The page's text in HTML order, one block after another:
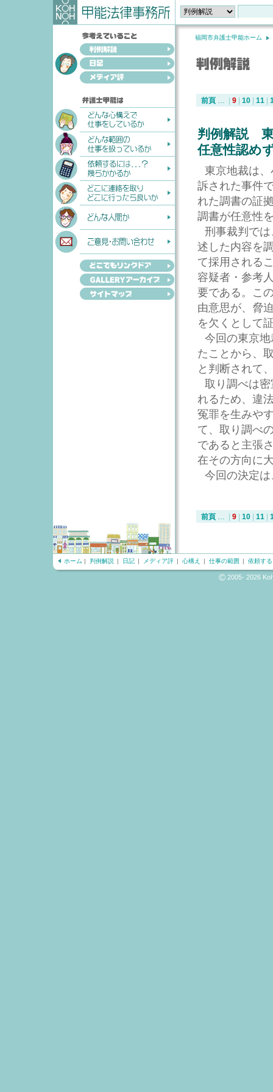
福岡市弁護士甲能ホーム
前頁 … 9 10 11
判例解説 東
任意性認め
東京地裁は
訴された事件
れた調書の証
調書が任意性
刑事裁判で
述した内容を
て採用される
容疑者・参考
要である。こ
由意思が、脅
を欠くとして
今回の東京
たことから、
と判断されて
取り調べは
れるため、違
冤罪を生みや
て、取り調べ
であると主張
在その方向に
今回の決定
前頁 … 9 10 11
ホーム | 判例解説 | 日記 | メディア評 | 心構え | 仕事の範囲 | 依頼す
© 2005- 2026